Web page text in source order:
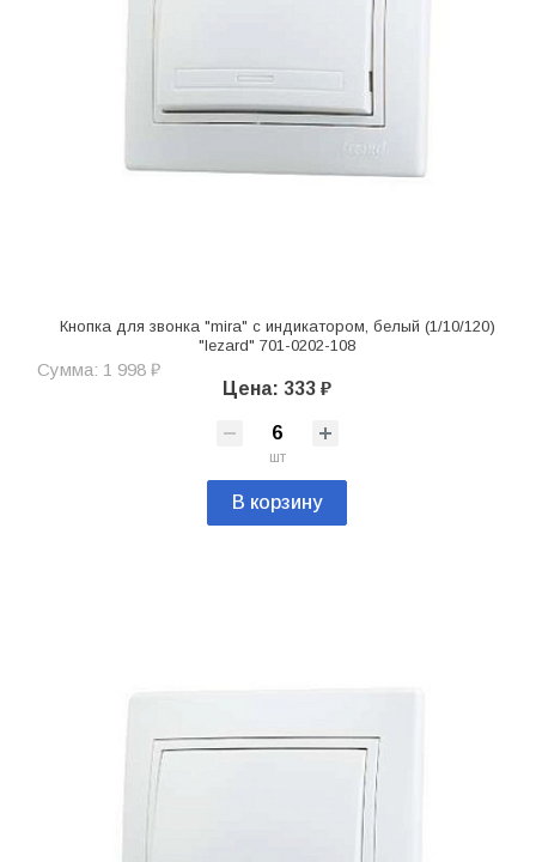
Кнопка для звонка "mira" с индикатором, белый (1/10/120)
"lezard" 701-0202-108
Сумма: 1 998 ₽
Цена: 333 ₽
шт
В корзину